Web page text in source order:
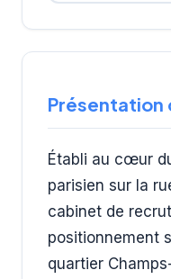
Présentation
Établi au cœur
parisien sur la
cabinet de
positionnement
quartier